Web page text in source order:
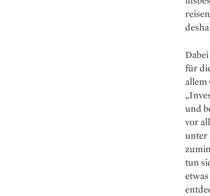
für
allem
und
vor
unter
tun